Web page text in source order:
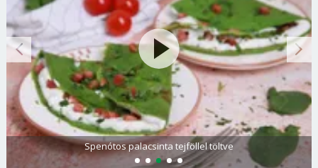
Spenótos palacsinta tejföllel töltve